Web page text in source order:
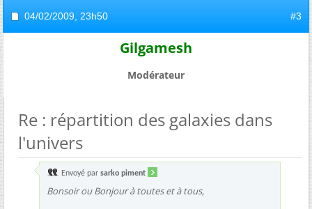
04/02/2009, 23h50 #3
Gilgamesh
Modérateur
Re : répartition des galaxies dans
l'univers
Envoyé par sarko piment
Bonsoir ou Bonjour à toutes et à tous,